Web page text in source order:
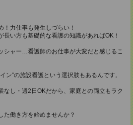
力仕事も発生しづらい！
長い方も基礎的な看護の知識があればOK！
シャー…看護師のお仕事が大変だと感じるこ
ン”の施設看護という選択肢もあるんです。
なし・週2日OKだから、家庭との両立もラク
た働き方を始めませんか？